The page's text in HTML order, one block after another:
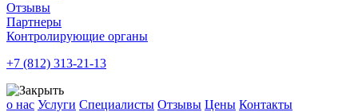
Отзывы
Партнеры
Контролирующие органы
+7 (812) 313-21-13
о нас Услуги Специалисты Отзывы Цены Контакты